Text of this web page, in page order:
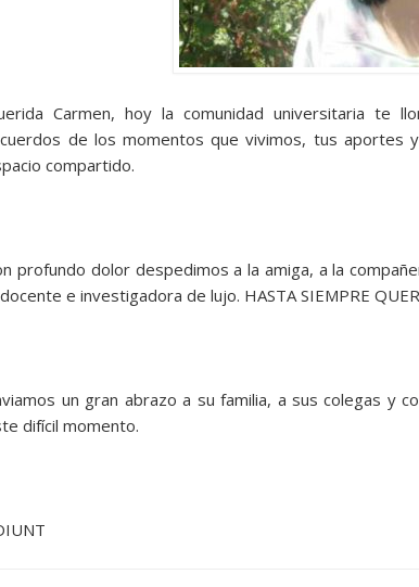
Carmen, hoy la comunidad universitaria te
de los momentos que vivimos, tus aportes
compartido.
profundo dolor despedimos a la amiga, a la
e investigadora de lujo. HASTA SIEMPRE
un gran abrazo a su familia, a sus colegas y
difícil momento.